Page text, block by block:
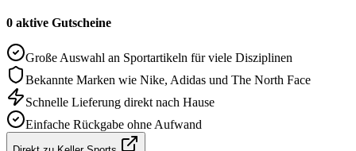
0 aktive Gutscheine
Große Auswahl an Sportartikeln für viele Disziplinen
Bekannte Marken wie Nike, Adidas und The North Face
Schnelle Lieferung direkt nach Hause
Einfache Rückgabe ohne Aufwand